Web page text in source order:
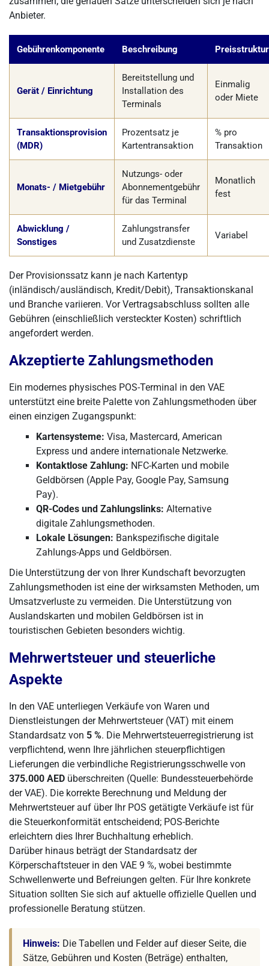
Anbieter.
Gebührenkomponente Beschreibung Preisstruktur
Gerät / Einrichtung
Bereitstellung und
Installation des
Terminals
Einmalig
oder Miete
Transaktionsprovision
(MDR)
Prozentsatz je
Kartentransaktion
% pro
Transaktion
Monats- / Mietgebühr
Nutzungs- oder
Abonnementgebühr
für das Terminal
Monatlich
fest
Abwicklung /
Sonstiges
Zahlungstransfer
und Zusatzdienste
Variabel
Der Provisionssatz kann je nach Kartentyp
(inländisch/ausländisch, Kredit/Debit), Transaktionskanal
und Branche variieren. Vor Vertragsabschluss sollten alle
Gebühren (einschließlich versteckter Kosten) schriftlich
angefordert werden.
Akzeptierte Zahlungsmethoden
Ein modernes physisches POS-Terminal in den VAE
unterstützt eine breite Palette von Zahlungsmethoden über
einen einzigen Zugangspunkt:
Kartensysteme: Visa, Mastercard, American
Express und andere internationale Netzwerke.
Kontaktlose Zahlung: NFC-Karten und mobile
Geldbörsen (Apple Pay, Google Pay, Samsung
Pay).
QR-Codes und Zahlungslinks: Alternative
digitale Zahlungsmethoden.
Lokale Lösungen: Bankspezifische digitale
Zahlungs-Apps und Geldbörsen.
Die Unterstützung der von Ihrer Kundschaft bevorzugten
Zahlungsmethoden ist eine der wirksamsten Methoden, um
Umsatzverluste zu vermeiden. Die Unterstützung von
Auslandskarten und mobilen Geldbörsen ist in
touristischen Gebieten besonders wichtig.
Mehrwertsteuer und steuerliche
Aspekte
In den VAE unterliegen Verkäufe von Waren und
Dienstleistungen der Mehrwertsteuer (VAT) mit einem
Standardsatz von 5 %. Die Mehrwertsteuerregistrierung ist
verpflichtend, wenn Ihre jährlichen steuerpflichtigen
Lieferungen die verbindliche Registrierungsschwelle von
375.000 AED überschreiten (Quelle: Bundessteuerbehörde
der VAE). Die korrekte Berechnung und Meldung der
Mehrwertsteuer auf über Ihr POS getätigte Verkäufe ist für
die Steuerkonformität entscheidend; POS-Berichte
erleichtern dies Ihrer Buchhaltung erheblich.
Darüber hinaus beträgt der Standardsatz der
Körperschaftsteuer in den VAE 9 %, wobei bestimmte
Schwellenwerte und Befreiungen gelten. Für Ihre konkrete
Situation sollten Sie sich auf aktuelle offizielle Quellen und
professionelle Beratung stützen.
Hinweis: Die Tabellen und Felder auf dieser Seite, die
Sätze, Gebühren und Kosten (Beträge) enthalten,